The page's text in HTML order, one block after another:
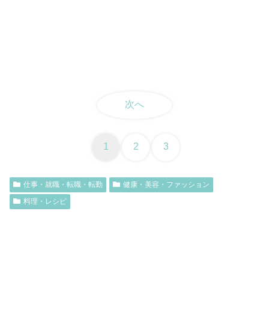
次へ
1 2 3
仕事・就職・転職・転勤
健康・美容・ファッション
料理・レシピ